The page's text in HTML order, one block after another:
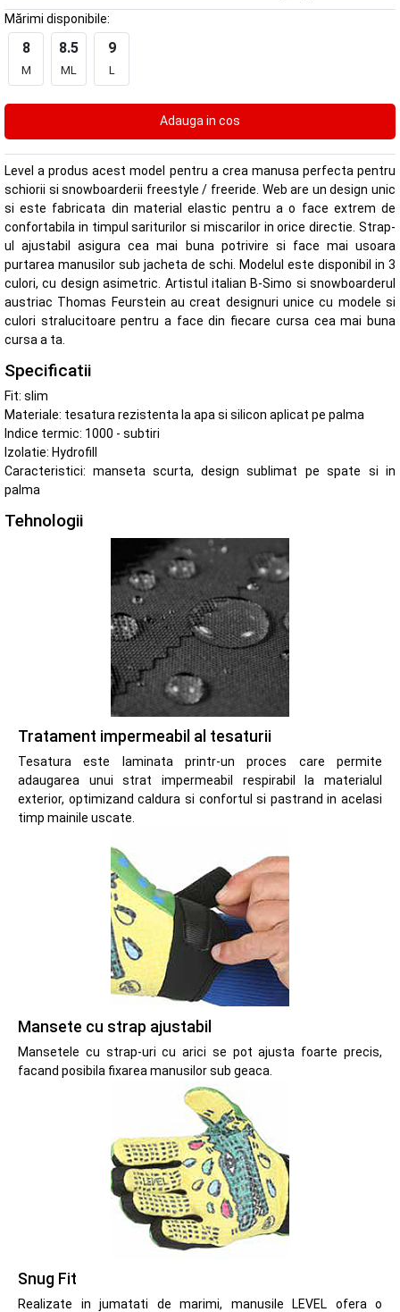
Mărimi disponibile:
8
M
8.5
ML
9
L
Level a produs acest model pentru a crea manusa perfecta pentru
schiorii si snowboarderii freestyle / freeride. Web are un design unic
si este fabricata din material elastic pentru a o face extrem de
confortabila in timpul sariturilor si miscarilor in orice directie. Strap-
ul ajustabil asigura cea mai buna potrivire si face mai usoara
purtarea manusilor sub jacheta de schi. Modelul este disponibil in 3
culori, cu design asimetric. Artistul italian B-Simo si snowboarderul
austriac Thomas Feurstein au creat designuri unice cu modele si
culori stralucitoare pentru a face din fiecare cursa cea mai buna
cursa a ta.
Specificatii
Fit: slim
Materiale: tesatura rezistenta la apa si silicon aplicat pe palma
Indice termic: 1000 - subtiri
Izolatie: Hydrofill
Caracteristici: manseta scurta, design sublimat pe spate si in
palma
Tehnologii
Tratament impermeabil al tesaturii
Tesatura este laminata printr-un proces care permite
adaugarea unui strat impermeabil respirabil la materialul
exterior, optimizand caldura si confortul si pastrand in acelasi
timp mainile uscate.
Mansete cu strap ajustabil
Mansetele cu strap-uri cu arici se pot ajusta foarte precis,
facand posibila fixarea manusilor sub geaca.
Snug Fit
Realizate in jumatati de marimi, manusile LEVEL ofera o